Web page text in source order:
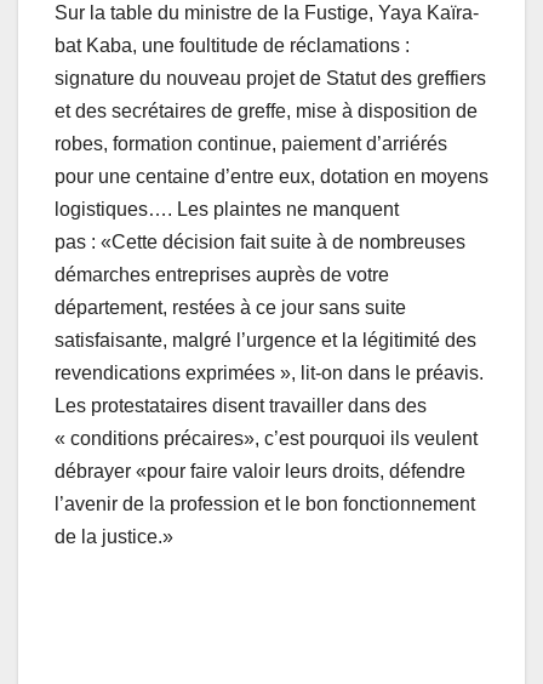
Sur la table du ministre de la Fustige, Yaya Kaïra-
bat Kaba, une foultitude de réclamations :
signature du nouveau projet de Statut des greffiers
et des secrétaires de greffe, mise à disposition de
robes, formation continue, paiement d’arriérés
pour une centaine d’entre eux, dotation en moyens
logistiques…. Les plaintes ne manquent
pas : «Cette décision fait suite à de nombreuses
démarches entreprises auprès de votre
département, restées à ce jour sans suite
satisfaisante, malgré l’urgence et la légitimité des
revendications exprimées », lit-on dans le préavis.
Les protestataires disent travailler dans des
« conditions précaires», c’est pourquoi ils veulent
débrayer «pour faire valoir leurs droits, défendre
l’avenir de la profession et le bon fonctionnement
de la justice.»